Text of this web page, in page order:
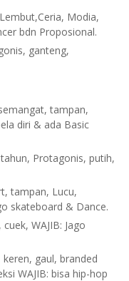
Modia,
bdn Proposional.
ganteng,
tampan,
diri & ada Basic
Protagonis, putih,
tampan, Lucu,
skateboard & Dance.
WAJIB: Jago
gaul, branded
WAJIB: bisa hip-hop